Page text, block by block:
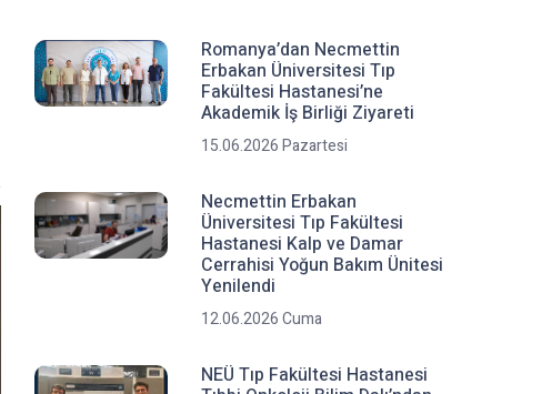
Romanya’dan Necmettin
Erbakan Üniversitesi Tıp
Fakültesi Hastanesi’ne
Akademik İş Birliği Ziyareti
15.06.2026 Pazartesi
Necmettin Erbakan
Üniversitesi Tıp Fakültesi
Hastanesi Kalp ve Damar
Cerrahisi Yoğun Bakım Ünitesi
Yenilendi
12.06.2026 Cuma
NEÜ Tıp Fakültesi Hastanesi